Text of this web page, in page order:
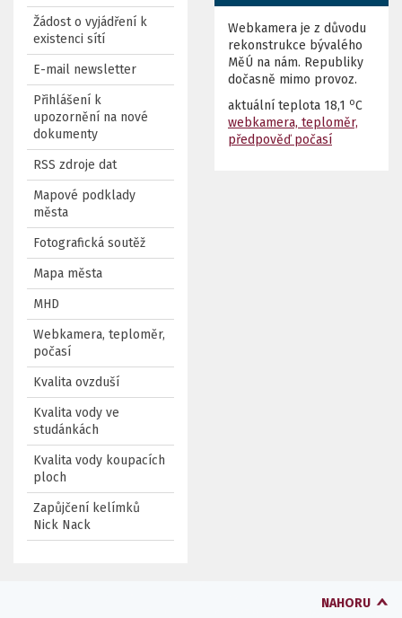
Žádost o vyjádření k
existenci sítí
E-mail newsletter
Přihlášení k
upozornění na nové
dokumenty
RSS zdroje dat
Mapové podklady
města
Fotografická soutěž
Mapa města
MHD
Webkamera, teploměr,
počasí
Kvalita ovzduší
Kvalita vody ve
studánkách
Kvalita vody koupacích
ploch
Zapůjčení kelímků
Nick Nack
Webkamera je z důvodu
rekonstrukce bývalého
MěÚ na nám. Republiky
dočasně mimo provoz.
aktuální teplota 18,1 oC
webkamera, teploměr,
předpověď počasí
NAHORU